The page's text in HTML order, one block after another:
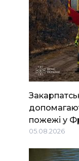
пожежі у
05.08.2026